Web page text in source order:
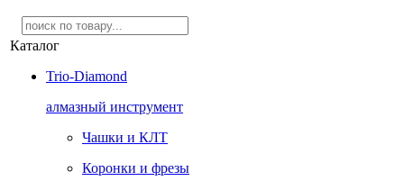
Каталог
Trio-Diamond
алмазный инструмент
Чашки и КЛТ
Коронки и фрезы